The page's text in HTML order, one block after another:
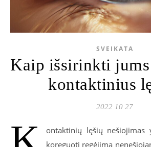
SVEIKATA
Kaip išsirinkti
kontaktinius
2022 10 27
ontaktinių lęšių nešiojimas
koreguoti regėjimą